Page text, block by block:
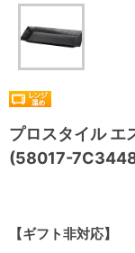
プロスタイル
(58017-
【ギフト非対応】